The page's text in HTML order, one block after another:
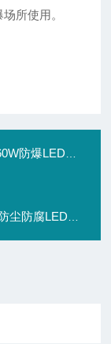
所使用。
爆LED投光灯
腐LED投光灯